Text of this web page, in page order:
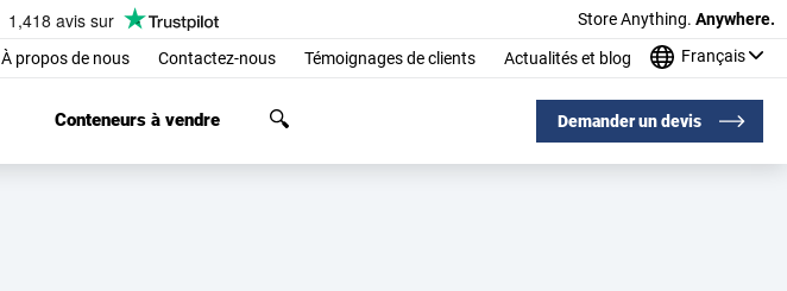
Store Anything. Anywhere.
À propos de nous Contactez-nous Témoignages de clients Actualités et blog Français
Conteneurs à vendre Demander un devis